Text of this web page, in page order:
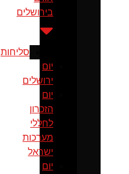
בירושלים
סליחות
יום
ירושלים
יום
הזכרון
לחללי
מערכות
ישראל
יום